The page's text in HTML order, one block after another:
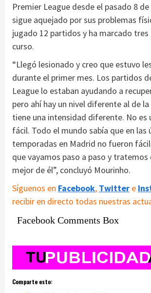
Premier League desde el pasado 8
sigue aquejado por sus problemas
jugado 12 partidos y ha marcado
curso.
“Llegó lesionado y creo que estuvo
durante el primer mes. Los partidos
League lo estaban ayudando a
pero ahí hay un nivel diferente al de
tiene una intensidad diferente. No es
fácil. Todo el mundo sabía que en las
temporadas en Madrid no fueron
que vayamos paso a paso y tratemos
mejor de él”, concluyó Mourinho.
Síguenos en Facebook, Twitter e
recibir en directo todas nuestras
Facebook Comments Box
Comparte esto: